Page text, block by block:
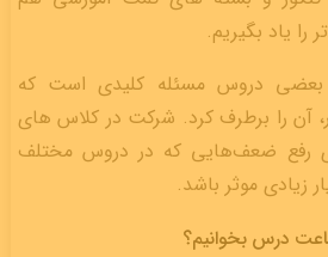
را یاد بگیریم.
دروس مسئله کلیدی است که
آن را برطرف کرد. شرکت در کلاس های
رفع ضعف‌هایی که در دروس مختلف
زیادی موثر باشد.
درس بخوانیم؟